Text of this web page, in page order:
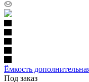
Ёмкость
Под заказ